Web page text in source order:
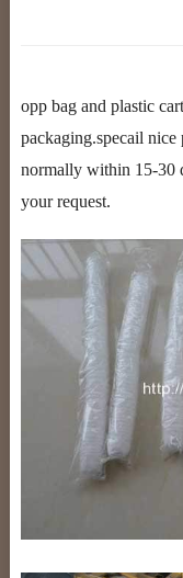
opp bag and plastic
packaging.specail nice
normally within 15-30
your request.